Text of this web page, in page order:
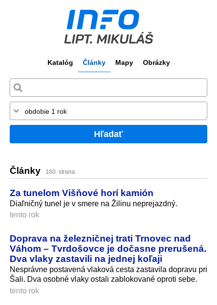
Katalóg Články Mapy Obrázky
Hľadať
Články 160. strana
Za tunelom Višňové horí kamión
Diaľničný tunel je v smere na Žilinu neprejazdný.
tento rok
Doprava na železničnej trati Trnovec nad
Váhom – Tvrdošovce je dočasne prerušená.
Dva vlaky zastavili na jednej koľaji
Nesprávne postavená vlaková cesta zastavila dopravu pri
Šali. Dva osobné vlaky ostali zablokované oproti sebe.
tento rok